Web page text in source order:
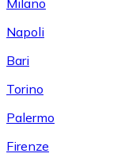
Napoli
Bari
Torino
Palermo
Firenze